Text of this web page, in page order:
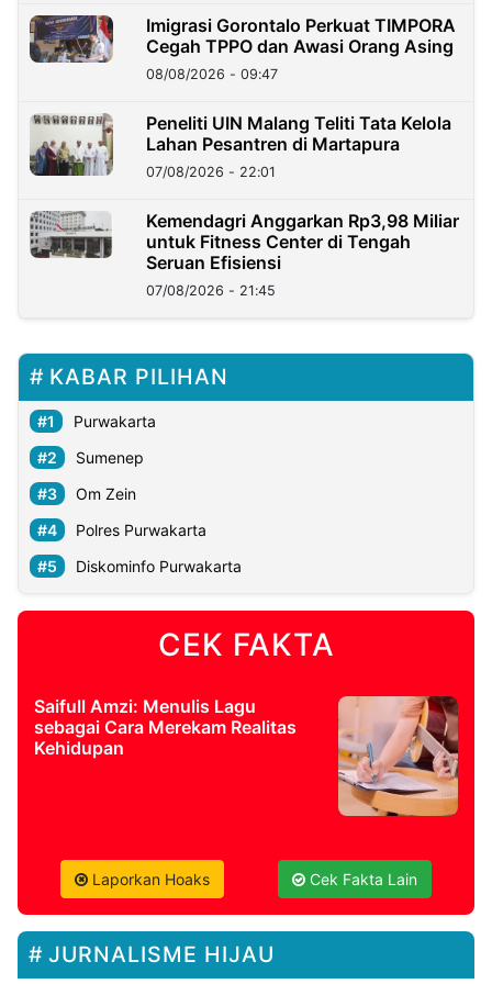
Imigrasi Gorontalo Perkuat TIMPORA
Cegah TPPO dan Awasi Orang Asing
08/08/2026 - 09:47
Peneliti UIN Malang Teliti Tata Kelola
Lahan Pesantren di Martapura
07/08/2026 - 22:01
Kemendagri Anggarkan Rp3,98 Miliar
untuk Fitness Center di Tengah
Seruan Efisiensi
07/08/2026 - 21:45
KABAR PILIHAN
Purwakarta
Sumenep
Om Zein
Polres Purwakarta
Diskominfo Purwakarta
CEK FAKTA
Saifull Amzi: Menulis Lagu
sebagai Cara Merekam Realitas
Kehidupan
Laporkan Hoaks Cek Fakta Lain
JURNALISME HIJAU